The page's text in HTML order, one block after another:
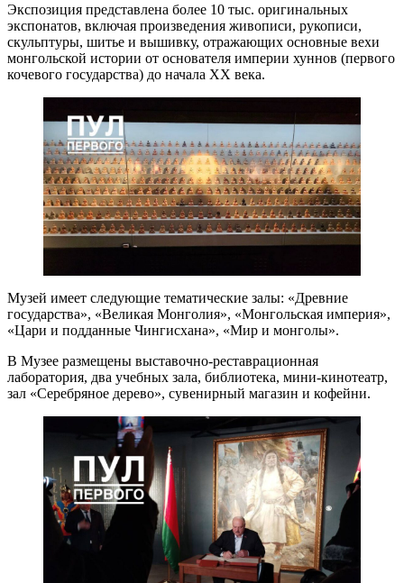
Экспозиция представлена более 10 тыс. оригинальных
экспонатов, включая произведения живописи, рукописи,
скульптуры, шитье и вышивку, отражающих основные вехи
монгольской истории от основателя империи хуннов (первого
кочевого государства) до начала ХХ века.
Музей имеет следующие тематические залы: «Древние
государства», «Великая Монголия», «Монгольская империя»,
«Цари и подданные Чингисхана», «Мир и монголы».
В Музее размещены выставочно-реставрационная
лаборатория, два учебных зала, библиотека, мини-кинотеатр,
зал «Серебряное дерево», сувенирный магазин и кофейни.